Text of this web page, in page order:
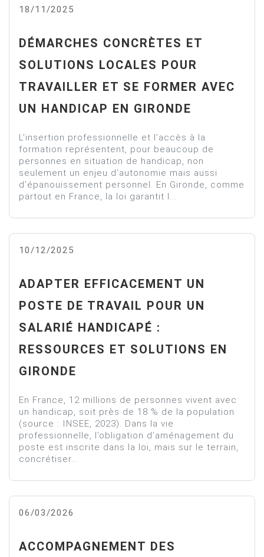
18/11/2025
DÉMARCHES CONCRÈTES ET
SOLUTIONS LOCALES POUR
TRAVAILLER ET SE FORMER AVEC
UN HANDICAP EN GIRONDE
L’insertion professionnelle et l’accès à la
formation représentent, pour beaucoup de
personnes en situation de handicap, non
seulement un enjeu d’autonomie mais aussi
d’épanouissement personnel. En Gironde, comme
partout en France, la loi garantit l...
10/12/2025
ADAPTER EFFICACEMENT UN
POSTE DE TRAVAIL POUR UN
SALARIÉ HANDICAPÉ :
RESSOURCES ET SOLUTIONS EN
GIRONDE
En France, 12 millions de personnes vivent avec
un handicap, soit près de 18 % de la population
(source : INSEE, 2023). Dans la vie
professionnelle, l’obligation d’aménagement du
poste est inscrite dans la loi, mais sur le terrain,
concrétiser...
06/03/2026
ACCOMPAGNEMENT DES